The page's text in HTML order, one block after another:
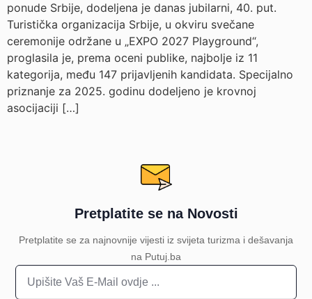
ponude Srbije, dodeljena je danas jubilarni, 40. put.
Turistička organizacija Srbije, u okviru svečane
ceremonije održane u „EXPO 2027 Playground“,
proglasila je, prema oceni publike, najbolje iz 11
kategorija, među 147 prijavljenih kandidata. Specijalno
priznanje za 2025. godinu dodeljeno je krovnoj
asocijaciji […]
Pretplatite se na Novosti
Pretplatite se za najnovnije vijesti iz svijeta turizma i dešavanja
na Putuj.ba